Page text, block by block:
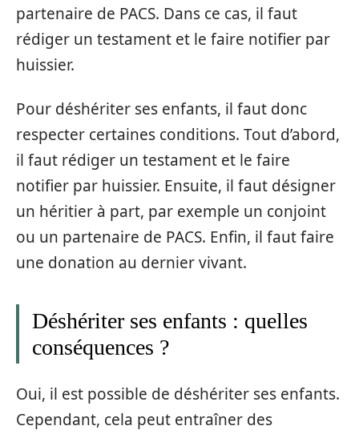
partenaire de PACS. Dans ce cas, il faut
rédiger un testament et le faire notifier par
huissier.
Pour déshériter ses enfants, il faut donc
respecter certaines conditions. Tout d’abord,
il faut rédiger un testament et le faire
notifier par huissier. Ensuite, il faut désigner
un héritier à part, par exemple un conjoint
ou un partenaire de PACS. Enfin, il faut faire
une donation au dernier vivant.
Déshériter ses enfants : quelles
conséquences ?
Oui, il est possible de déshériter ses enfants.
Cependant, cela peut entraîner des